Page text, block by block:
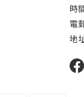
時
電
地